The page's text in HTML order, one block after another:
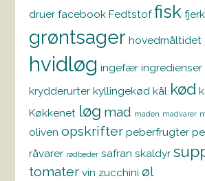
druer facebook Fedtstof fisk
grøntsager hovedmåltidet
hvidløg ingefær ingredienser
krydderurter kyllingekød kål kød
Køkkenet løg mad maden madvarer
oliven opskrifter peberfrugter
råvarer rødbeder safran skaldyr
tomater vin zucchini øl